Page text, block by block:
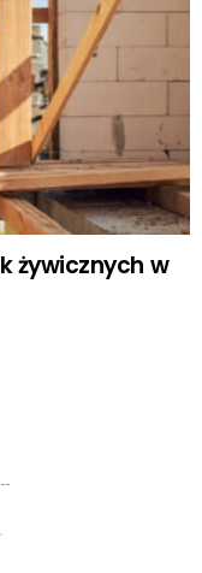
żywicznych w